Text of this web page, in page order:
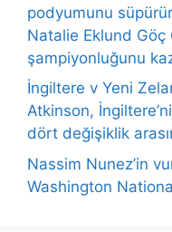
podyumunu
Natalie Eklund Göç
şampiyonluğunu
İngiltere v Yeni
Atkinson,
dört değişiklik
Nassim Nunez’in
Washington